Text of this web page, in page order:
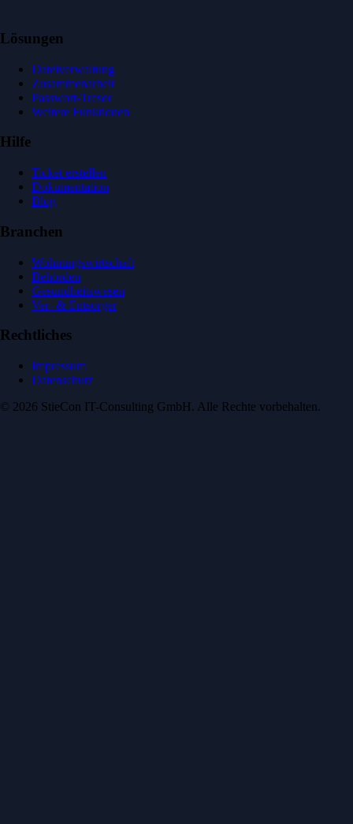
Lösungen
Dateiverwaltung
Zusammenarbeit
Passwort-Tresor
Weitere Funktionen
Hilfe
Ticket erstellen
Dokumentation
Blog
Branchen
Wohnungswirtschaft
Behörden
Gesundheitswesen
Ver- & Entsorger
Rechtliches
Impressum
Datenschutz
© 2026 StieCon IT-Consulting GmbH. Alle Rechte vorbehalten.